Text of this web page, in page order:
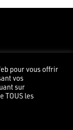
pour vous offrir
vos
sur
TOUS les